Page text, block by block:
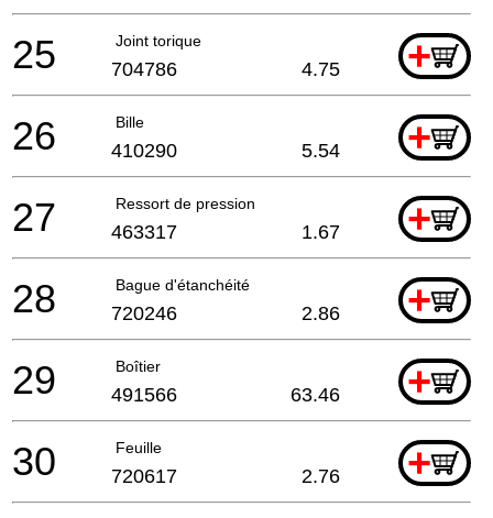
Joint torique +
25 704786 4.75
Bille +
26 410290 5.54
Ressort de pression +
27 463317 1.67
Bague d'étanchéité +
28 720246 2.86
Boîtier +
29 491566 63.46
Feuille +
30 720617 2.76